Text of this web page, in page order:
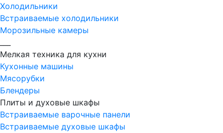
Холодильники
Встраиваемые холодильники
Морозильные камеры
Мелкая техника для кухни
Кухонные машины
Мясорубки
Блендеры
Плиты и духовые шкафы
Встраиваемые варочные панели
Встраиваемые духовые шкафы